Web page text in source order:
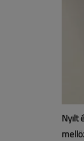
Nyílt